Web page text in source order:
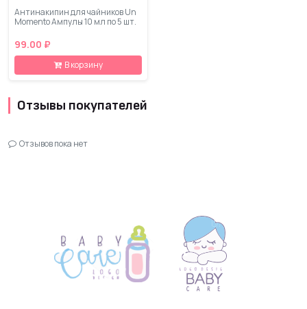
Антинакипин для чайников Un
Momento Ампулы 10 мл по 5 шт.
99.00 ₽
В корзину
Отзывы покупателей
Отзывов пока нет